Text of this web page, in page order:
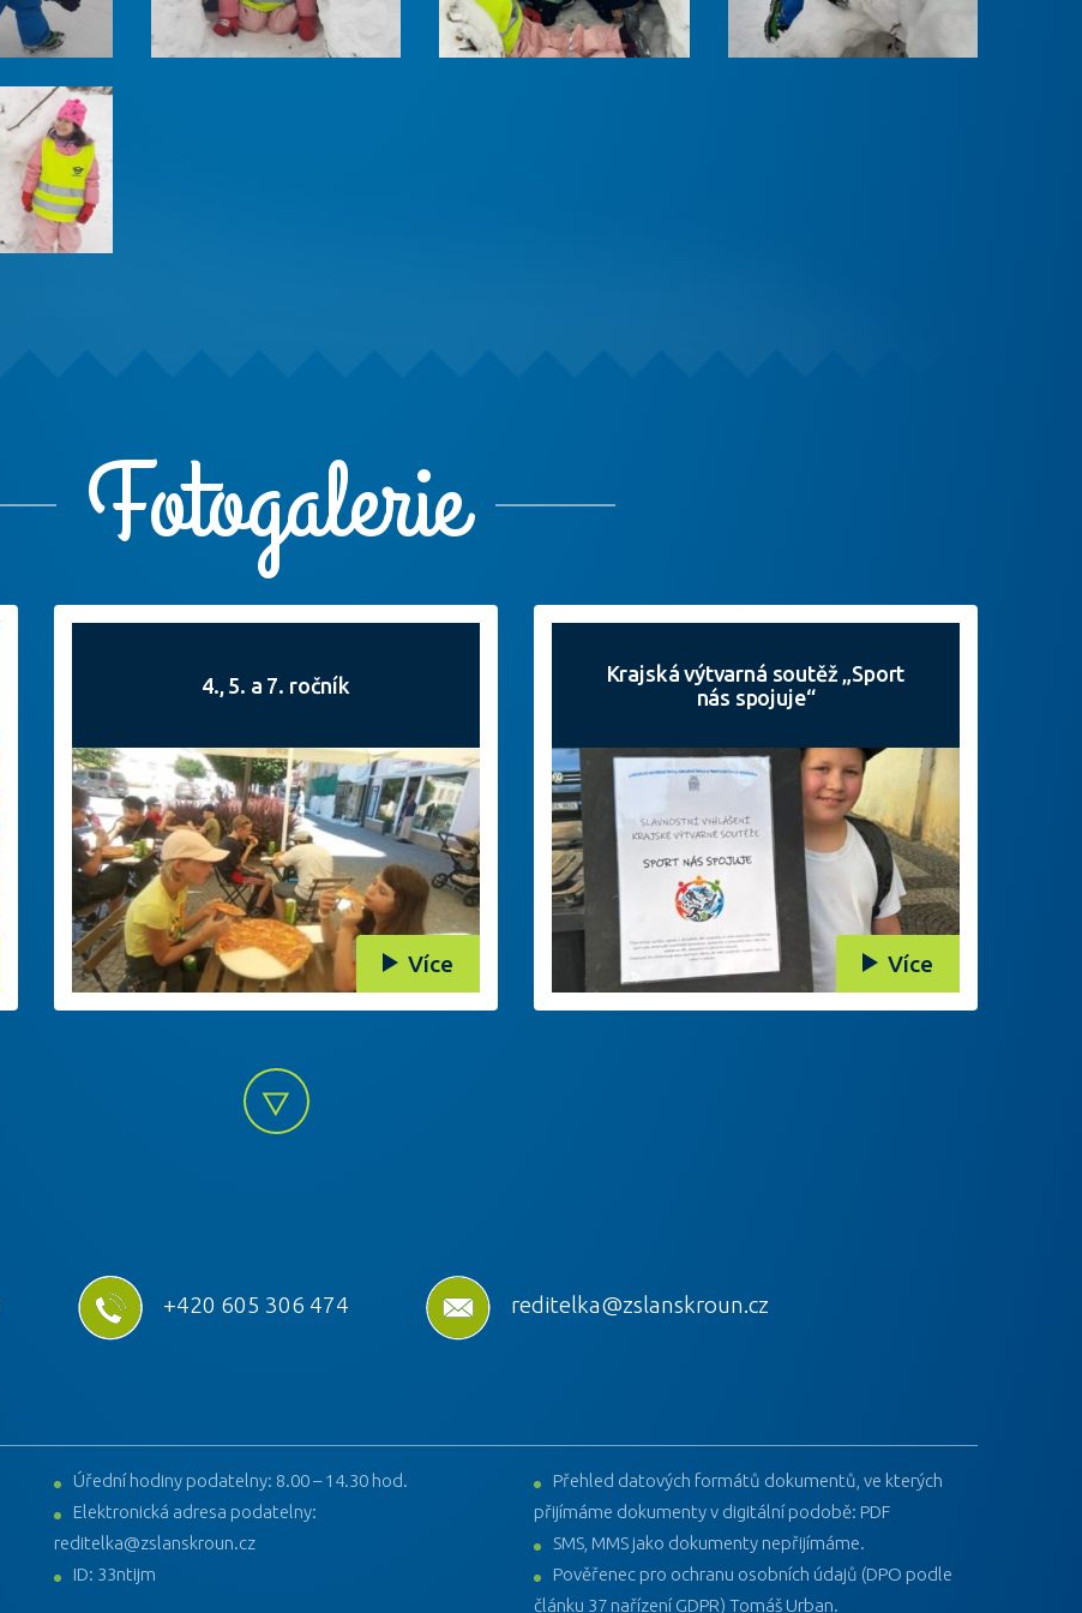
Fotogalerie
4., 5. a 7. ročník
Více
Krajská výtvarná soutěž „Sport
nás spojuje“
Více
+420 605 306 474 reditelka@zslanskroun.cz
Úřední hodiny podatelny: 8.00 – 14.30 hod.
Elektronická adresa podatelny:
reditelka@zslanskroun.cz
ID: 33ntijm
Přehled datových formátů dokumentů, ve kterých
přijímáme dokumenty v digitální podobě: PDF
SMS, MMS jako dokumenty nepřijímáme.
Pověřenec pro ochranu osobních údajů (DPO podle
článku 37 nařízení GDPR) Tomáš Urban.